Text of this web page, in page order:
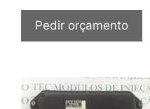
Pedir orçamento